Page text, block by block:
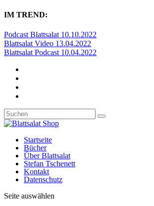
IM TREND:
Podcast Blattsalat 10.10.2022
Blattsalat Video 13.04.2022
Blattsalat Podcast 10.04.2022
Startseite
Bücher
Über Blattsalat
Stefan Tschenett
Kontakt
Datenschutz
Seite auswählen